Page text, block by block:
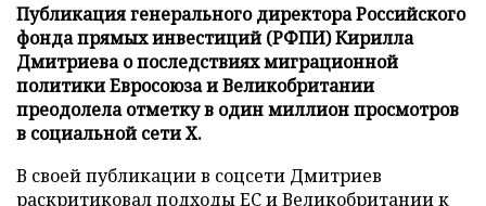
Публикация генерального директора Российского
фонда прямых инвестиций (РФПИ) Кирилла
Дмитриева о последствиях миграционной
политики Евросоюза и Великобритании
преодолела отметку в один миллион просмотров
в социальной сети X.
В своей публикации в соцсети Дмитриев
раскритиковал подходы ЕС и Великобритании к